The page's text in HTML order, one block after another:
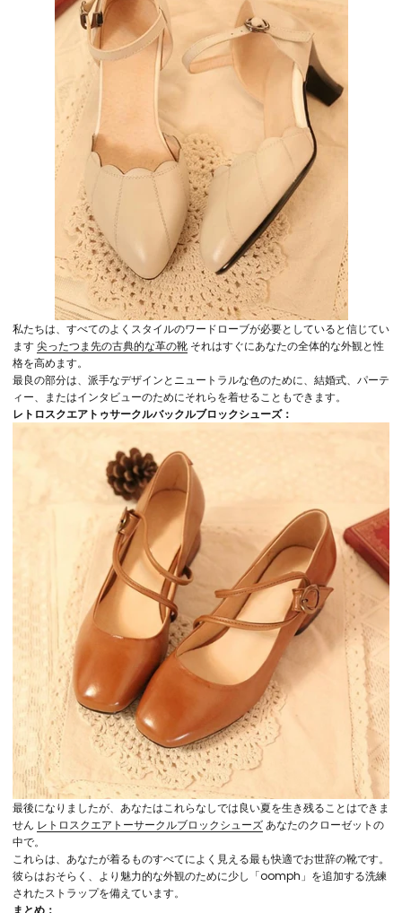
私たちは、すべてのよくスタイルのワードローブが必要としていると信じてい
ます尖ったつま先の古典的な革の靴 それはすぐにあなたの全体的な外観と性
格を高めます。
最良の部分は、派手なデザインとニュートラルな色のために、結婚式、パーテ
ィー、またはインタビューのためにそれらを着せることもできます。
レトロスクエアトゥサークルバックルブロックシューズ：
最後になりましたが、あなたはこれらなしでは良い夏を生き残ることはできま
せん レトロスクエアトーサークルブロックシューズあなたのクローゼットの
中で。
これらは、あなたが着るものすべてによく見える最も快適でお世辞の靴です。
彼らはおそらく、より魅力的な外観のために少し「oomph」を追加する洗練
されたストラップを備えています。
まとめ：